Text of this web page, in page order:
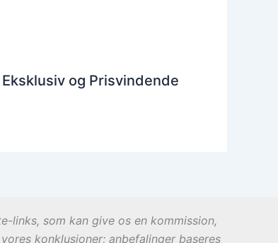
og Prisvindende
links, som kan give os en kommission,
konklusioner; anbefalinger baseres